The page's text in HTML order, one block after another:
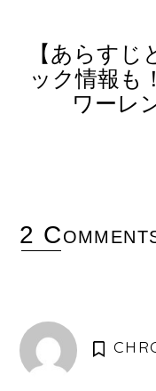
【あらす
ック情報も
ワーレ
2